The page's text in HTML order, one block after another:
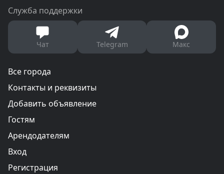
Служба поддержки
Чат Telegram Макс
Все города
Контакты и реквизиты
Добавить объявление
Гостям
Арендодателям
Вход
Регистрация